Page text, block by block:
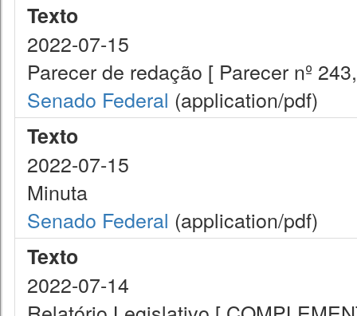
Texto
2022-07-15
Parecer de redação [ Parecer nº
Senado Federal (application/pdf)
Texto
2022-07-15
Minuta
Senado Federal (application/pdf)
Texto
2022-07-14